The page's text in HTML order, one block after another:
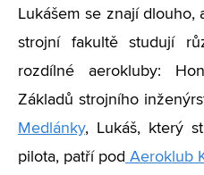
Lukášem se znají
strojní fakultě studují
rozdílné aerokluby:
Základů strojního
Medlánky, Lukáš, který
pilota, patří pod Aeroklub